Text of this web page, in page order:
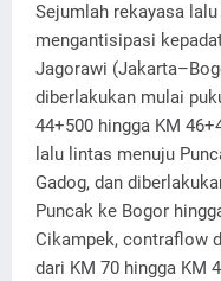
Sejumlah rekayasa
mengantisipasi
Jagorawi
diberlakukan mulai
44+500 hingga KM
lalu lintas menuju
Gadog, dan
Puncak ke Bogor
Cikampek, contraflow
dari KM 70 hingga KM